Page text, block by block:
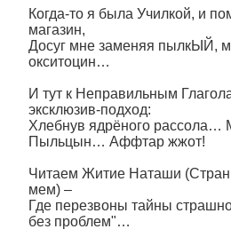
Когда-то я была Училкой, и
магазин,
Досуг мне заменяя пылкЫЙ,
окситоцин…
И тут к Неправильным
эксклюзив-подход:
Хлебнув ядрёного
Пыльцын… Аффтар жжот!
Читаем Житие Наташи
мем) –
Где перезвоны тайны
без проблем"…